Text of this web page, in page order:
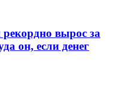
вырос за
он, если денег